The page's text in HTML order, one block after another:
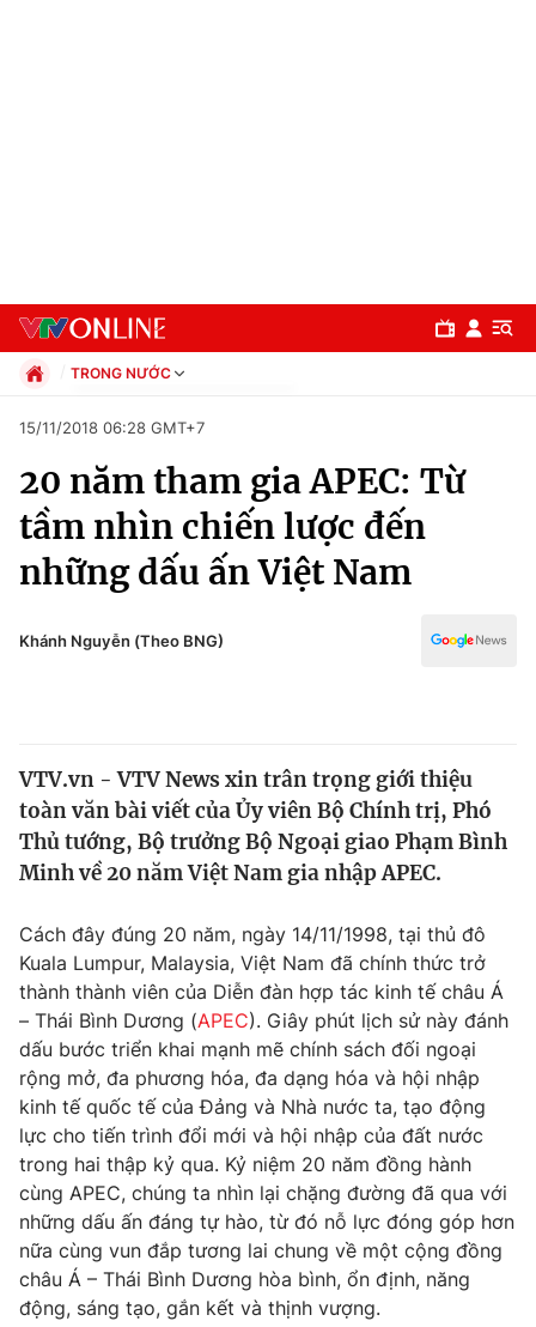
Chuyên mục
Chính trị
Thế giới
Tin tức
Câu chuyện quốc tế
Tài chính
Thị trường
Góc doanh nghiệp
Dữ liệu và đời sống
Truyền hình
Phim VTV
Hậu trường
Nhân vật
Khán giả
Giải sao mai
Giải trí
Điện ảnh
Âm nhạc
Sao
Đời sống
Du lịch
Làm đẹp
Chất lượng cuộc sống
Giáo dục
Tuyển sinh
Công nghệ
TRONG NƯỚC
Xã hội
Pháp luật
Thể thao
Truyền hình
Văn hóa - Giải trí
Đời sống
15/11/2018 06:28 GMT+7
20 năm tham gia APEC: Từ
tầm nhìn chiến lược đến
những dấu ấn Việt Nam
Khánh Nguyễn (Theo BNG)
VTV.vn - VTV News xin trân trọng giới thiệu
toàn văn bài viết của Ủy viên Bộ Chính trị, Phó
Thủ tướng, Bộ trưởng Bộ Ngoại giao Phạm Bình
Minh về 20 năm Việt Nam gia nhập APEC.
Cách đây đúng 20 năm, ngày 14/11/1998, tại thủ đô
Kuala Lumpur, Malaysia, Việt Nam đã chính thức trở
thành thành viên của Diễn đàn hợp tác kinh tế châu Á
– Thái Bình Dương (APEC). Giây phút lịch sử này đánh
dấu bước triển khai mạnh mẽ chính sách đối ngoại
rộng mở, đa phương hóa, đa dạng hóa và hội nhập
kinh tế quốc tế của Đảng và Nhà nước ta, tạo động
lực cho tiến trình đổi mới và hội nhập của đất nước
trong hai thập kỷ qua. Kỷ niệm 20 năm đồng hành
cùng APEC, chúng ta nhìn lại chặng đường đã qua với
những dấu ấn đáng tự hào, từ đó nỗ lực đóng góp hơn
nữa cùng vun đắp tương lai chung về một cộng đồng
châu Á – Thái Bình Dương hòa bình, ổn định, năng
động, sáng tạo, gắn kết và thịnh vượng.